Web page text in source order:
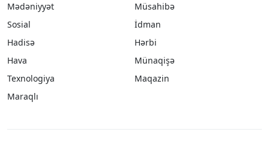
Mədəniyyət
Müsahibə
Sosial
İdman
Hadisə
Hərbi
Hava
Münaqişə
Texnologiya
Maqazin
Maraqlı